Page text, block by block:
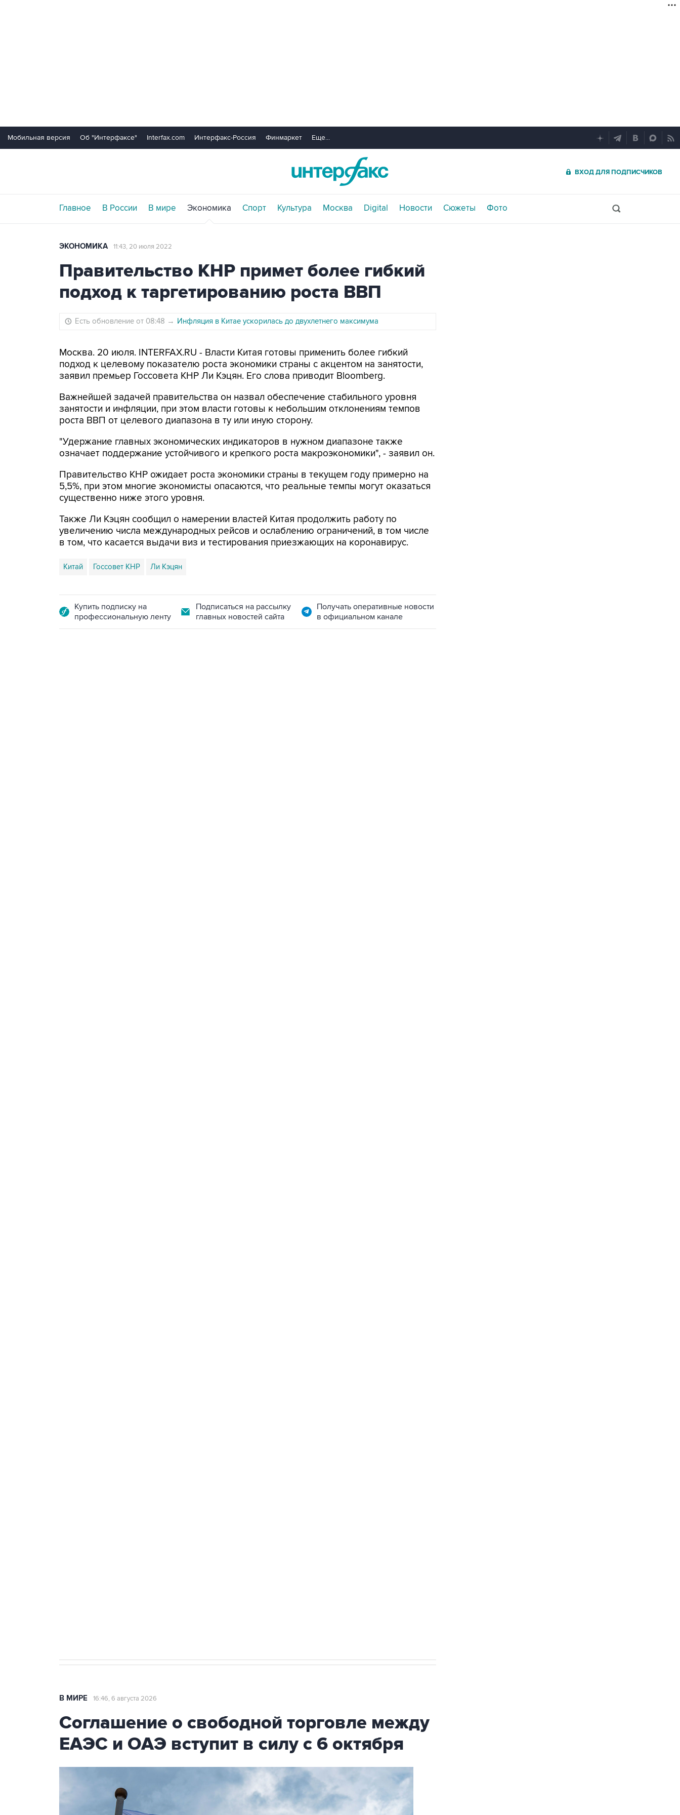
Мобильная версия Об "Интерфаксе" Interfax.com Интерфакс-Россия Финмаркет Еще...
ВХОД ДЛЯ ПОДПИСЧИКОВ
Главное В России В мире Экономика Спорт Культура Москва Digital Новости Сюжеты Фото
ЭКОНОМИКА 11:43, 20 июля 2022
Правительство КНР примет более гибкий
подход к таргетированию роста ВВП
Есть обновление от 08:48 → Инфляция в Китае ускорилась до двухлетнего максимума
Москва. 20 июля. INTERFAX.RU - Власти Китая готовы применить более гибкий
подход к целевому показателю роста экономики страны с акцентом на занятости,
заявил премьер Госсовета КНР Ли Кэцян. Его слова приводит Bloomberg.
Важнейшей задачей правительства он назвал обеспечение стабильного уровня
занятости и инфляции, при этом власти готовы к небольшим отклонениям темпов
роста ВВП от целевого диапазона в ту или иную сторону.
"Удержание главных экономических индикаторов в нужном диапазоне также
означает поддержание устойчивого и крепкого роста макроэкономики", - заявил он.
Правительство КНР ожидает роста экономики страны в текущем году примерно на
5,5%, при этом многие экономисты опасаются, что реальные темпы могут оказаться
существенно ниже этого уровня.
Также Ли Кэцян сообщил о намерении властей Китая продолжить работу по
увеличению числа международных рейсов и ослаблению ограничений, в том числе
в том, что касается выдачи виз и тестирования приезжающих на коронавирус.
Китай Госсовет КНР Ли Кэцян
Купить подписку на
профессиональную ленту
Подписаться на рассылку
главных новостей сайта
Получать оперативные новости
в официальном канале
В МИРЕ 16:46, 6 августа 2026
Соглашение о свободной торговле между
ЕАЭС и ОАЭ вступит в силу с 6 октября